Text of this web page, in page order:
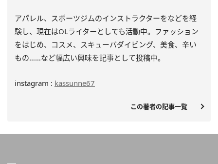
アパレル、スポーツジムのインストラクターをなどを経
験し、 現在はOLライターとしても活動中。ファッション
をはじめ、 コスメ、スキューバダイビング、美食、辛い
もの……など幅広い興味を記事として投稿中。
instagram : kassunne67
この著者の記事一覧